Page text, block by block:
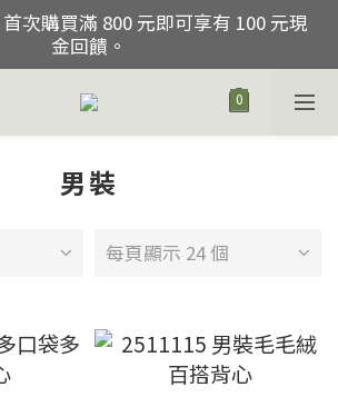
次購買滿 800 元即可享有 100 元現
金回饋。
次購買滿 800 元即可享有 100 元現
金回饋。
折扣後滿800免香港, 澳門運費
獲得額外10-40%優惠, 除促銷貨品.
金回饋。
男裝
每頁顯示 24 個